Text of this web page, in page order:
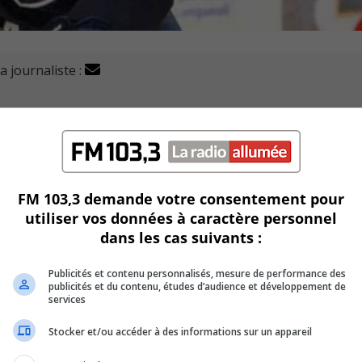
journaliste :
en deux soirs ce jeudi en rendant visite aux
après avoir remporté ses deux dernières parties le
du classement général de la Ligue de hockey junior
cette saison avec un total de 45 points.
avec 56 points à son actif.
jeudi soir dans l’uniforme du Collège Français de
FM 103,3 demande votre consentement pour
utiliser vos données à caractère personnel
dans les cas suivants :
Publicités et contenu personnalisés, mesure de performance des
publicités et du contenu, études d’audience et développement de
services
Stocker et/ou accéder à des informations sur un appareil